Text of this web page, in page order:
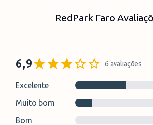
RedPark Faro
6,9 6 avaliações
Excelente
Muito bom
Bom